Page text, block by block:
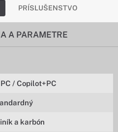
PRÍSLUŠENSTVO
A PARAMETRE
/ Copilot+PC
a karbón